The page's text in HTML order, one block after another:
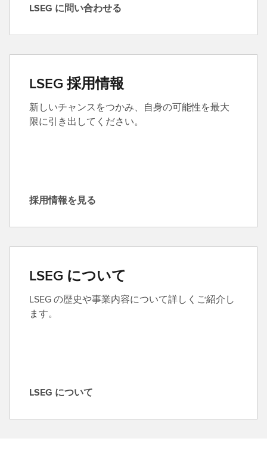
L
G
問
い
合
わ
LSEG に問い合わせる
LSEG 採用情報
新しいチャンスをつかみ、自身の可能性を最大
限に引き出してください。
採
報
見
る
採用情報を見る
LSEG について
LSEG の歴史や事業内容について詳しくご紹介し
ます。
L
LSEG について